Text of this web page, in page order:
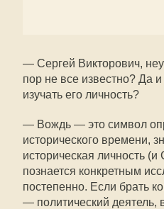
— Сергей Викторович,
пор не все известно? Да
изучать его личность?
— Вождь — это символ
исторического времени,
историческая личность
познается конкретным
постепенно. Если брать
— политический